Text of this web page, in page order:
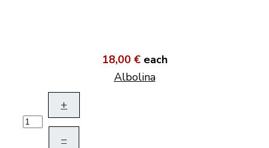
18,00 € each
Albolina
+
–